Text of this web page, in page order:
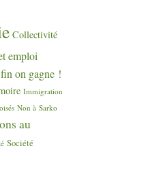
Collectivité
emploi
on gagne !
Immigration
Non à Sarko
au
Société